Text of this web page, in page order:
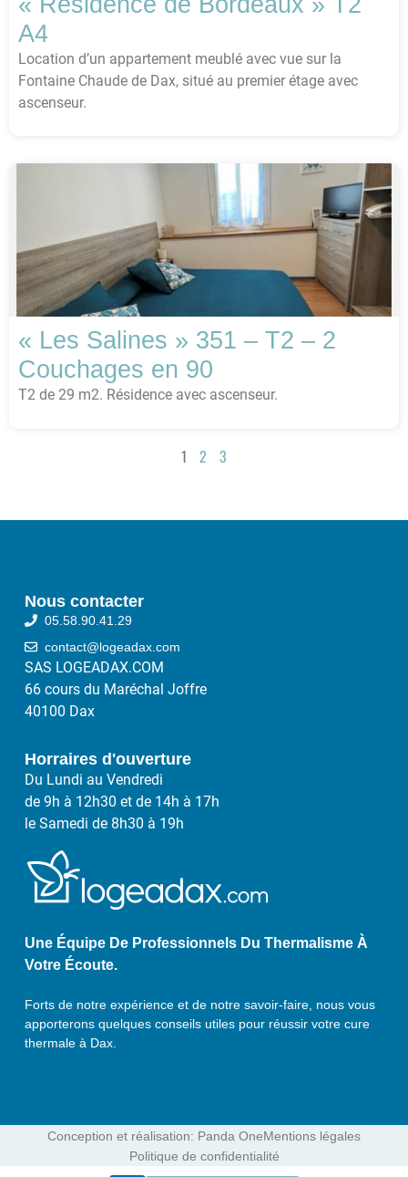
A4
Location d’un appartement meublé avec vue sur la
Fontaine Chaude de Dax, situé au premier étage avec
ascenseur.
« Les Salines » 351 – T2 – 2
Couchages en 90
T2 de 29 m2. Résidence avec ascenseur.
1 2 3
Une Équipe De Professionnels Du Thermalisme À
Votre Écoute.
Forts de notre expérience et de notre savoir-faire, nous vous
apporterons quelques conseils utiles pour réussir votre cure
thermale à Dax.
Nous contacter
05.58.90.41.29
contact@logeadax.com
SAS LOGEADAX.COM
66 cours du Maréchal Joffre
40100 Dax
Horraires d'ouverture
Du Lundi au Vendredi
de 9h à 12h30 et de 14h à 17h
le Samedi de 8h30 à 19h
Conception et réalisation: Panda OneMentions légales
Politique de confidentialité